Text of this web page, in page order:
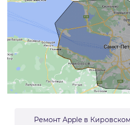
Ремонт Apple в